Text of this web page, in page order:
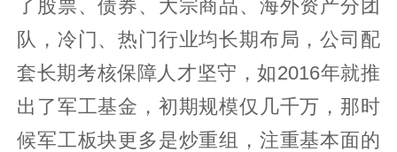
了股票、债券、大宗商品、海外资产分团
队，冷门、热门行业均长期布局，公司配
套长期考核保障人才坚守，如2016年就推
出了军工基金，初期规模仅几千万，那时
候军工板块更多是炒重组，注重基本面的